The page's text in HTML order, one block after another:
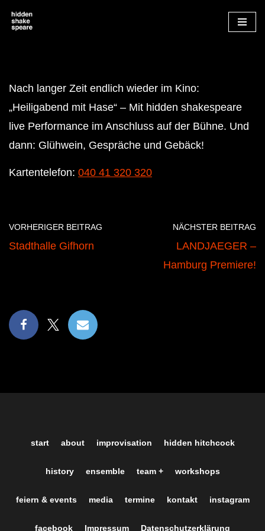
Zum
Nach langer Zeit endlich wieder im Kino:
„Heiligabend mit Hase“ – Mit hidden shakespeare
live Performance im Anschluss auf der Bühne. Und
dann: Glühwein, Gespräche und Gebäck!
Kartentelefon: 040 41 320 320
VORHERIGER BEITRAG
Stadthalle Gifhorn
NÄCHSTER BEITRAG
LANDJAEGER –
Hamburg Premiere!
start about improvisation hidden hitchcock
history ensemble team + workshops
feiern & events media termine kontakt instagram
facebook Impressum Datenschutzerklärung